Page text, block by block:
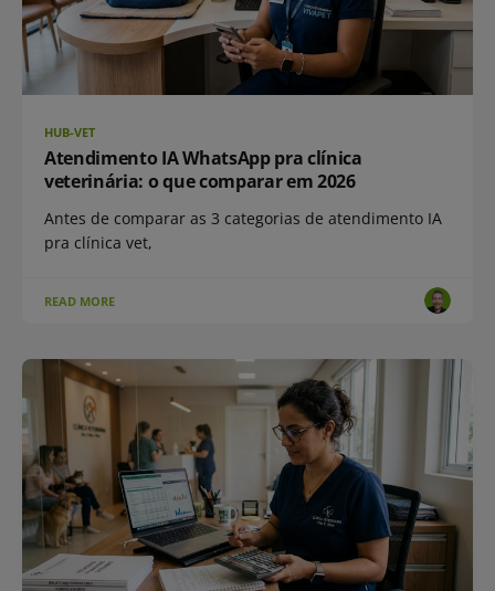
HUB-VET
Atendimento IA WhatsApp pra clínica
veterinária: o que comparar em 2026
Antes de comparar as 3 categorias de atendimento IA
pra clínica vet,
READ MORE